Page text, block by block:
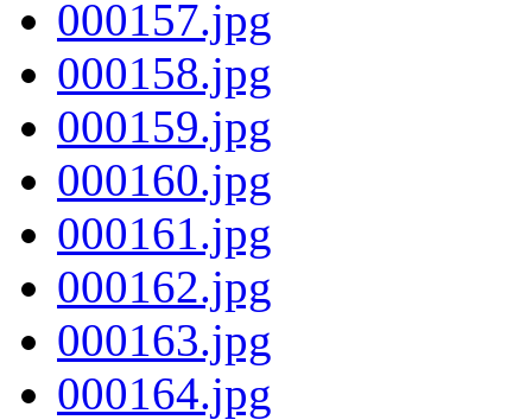
000157.jpg
000158.jpg
000159.jpg
000160.jpg
000161.jpg
000162.jpg
000163.jpg
000164.jpg